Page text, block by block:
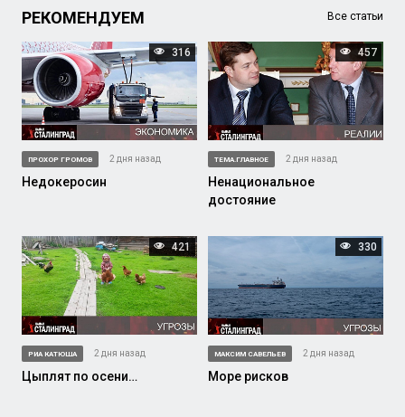
РЕКОМЕНДУЕМ Все статьи
316
ПРОХОР ГРОМОВ 2 дня назад
Недокеросин
457
ТЕМА.ГЛАВНОЕ 2 дня назад
Ненациональное
достояние
421
РИА КАТЮША 2 дня назад
Цыплят по осени…
330
МАКСИМ САВЕЛЬЕВ 2 дня назад
Море рисков